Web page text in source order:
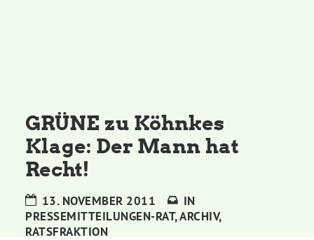
Grünes Zentrum
Personen
Sylvia Rietenberg, MdB
GRÜNE zu Köhnkes
Klage: Der Mann hat
Recht!
13. NOVEMBER 2011
IN
PRESSEMITTEILUNGEN-RAT,ARCHIV,
RATSFRAKTION